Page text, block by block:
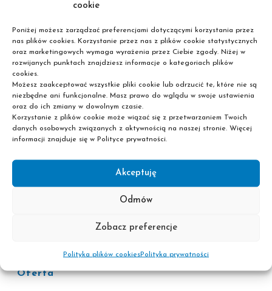
cookie
Poniżej możesz zarządzać preferencjami dotyczącymi korzystania przez
nas plików cookies. Korzystanie przez nas z plików cookie statystycznych
oraz marketingowych wymaga wyrażenia przez Ciebie zgody. Niżej w
rozwijanych punktach znajdziesz informacje o kategoriach plików
cookies.
Możesz zaakceptować wszystkie pliki cookie lub odrzucić te, które nie są
niezbędne ani funkcjonalne. Masz prawo do wglądu w swoje ustawienia
oraz do ich zmiany w dowolnym czasie.
Korzystanie z plików cookie może wiązać się z przetwarzaniem Twoich
danych osobowych związanych z aktywnością na naszej stronie. Więcej
informacji znajduje się w Polityce prywatności.
Akceptuję
Odmów
Zobacz preferencje
Polityka plików cookiesPolityka prywatności
Informacje
Polityka prywatności
Adresy sekretariatów
Kariera
Oferta